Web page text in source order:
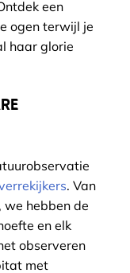
een
ogen terwijl je
haar glorie
. Van
hebben de
en elk
observeren
met